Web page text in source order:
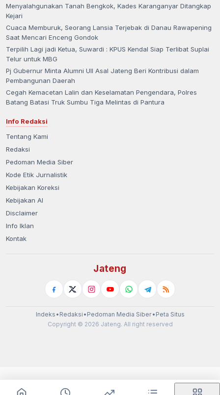
Menyalahgunakan Tanah Bengkok, Kades Karanganyar Ditangkap
Kejari
Cuaca Memburuk, Seorang Lansia Terjebak di Danau Rawapening
Saat Mencari Enceng Gondok
Terpilih Lagi jadi Ketua, Suwardi : KPUS Kendal Siap Terlibat Suplai
Telur untuk MBG
Pj Gubernur Minta Alumni UII Asal Jateng Beri Kontribusi dalam
Pembangunan Daerah
Cegah Kemacetan Lalin dan Keselamatan Pengendara, Polres
Batang Batasi Truk Sumbu Tiga Melintas di Pantura
Info Redaksi
Tentang Kami
Redaksi
Pedoman Media Siber
Kode Etik Jurnalistik
Kebijakan Koreksi
Kebijakan AI
Disclaimer
Info Iklan
Kontak
Jateng
Indeks • Redaksi • Pedoman Media Siber• Peta Situs
Copyright © 2026 Jateng. All right reserved